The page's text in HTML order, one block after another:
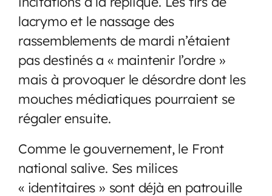
lacrymo et le nassage des
rassemblements de mardi n’étaient
pas destinés a « maintenir l’ordre »
mais à provoquer le désordre dont les
mouches médiatiques pourraient se
régaler ensuite.
Comme le gouvernement, le Front
national salive. Ses milices
« identitaires » sont déjà en patrouille